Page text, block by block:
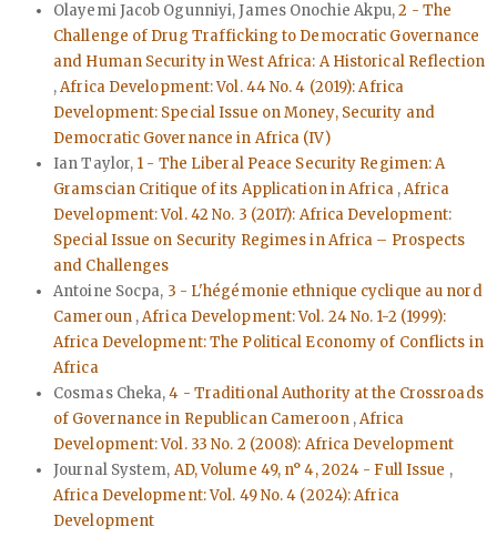
Olayemi Jacob Ogunniyi, James Onochie Akpu,2 - The
Challenge of Drug Trafficking to Democratic Governance
and Human Security in West Africa: A Historical Reflection
,Africa Development: Vol. 44 No. 4 (2019): Africa
Development: Special Issue on Money, Security and
Democratic Governance in Africa (IV)
Ian Taylor, 1 - The Liberal Peace Security Regimen: A
Gramscian Critique of its Application in Africa ,Africa
Development: Vol. 42 No. 3 (2017): Africa Development:
Special Issue on Security Regimes in Africa – Prospects
and Challenges
Antoine Socpa, 3 - L'hégémonie ethnique cyclique au nord
Cameroun ,Africa Development: Vol. 24 No. 1-2 (1999):
Africa Development: The Political Economy of Conflicts in
Africa
Cosmas Cheka,4 - Traditional Authority at the Crossroads
of Governance in Republican Cameroon ,Africa
Development: Vol. 33 No. 2 (2008): Africa Development
Journal System, AD, Volume 49, n° 4, 2024 - Full Issue ,
Africa Development: Vol. 49 No. 4 (2024): Africa
Development